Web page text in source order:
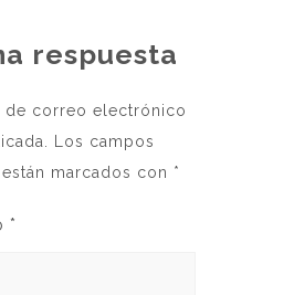
respuesta
de correo electrónico
Los campos
marcados con *
*